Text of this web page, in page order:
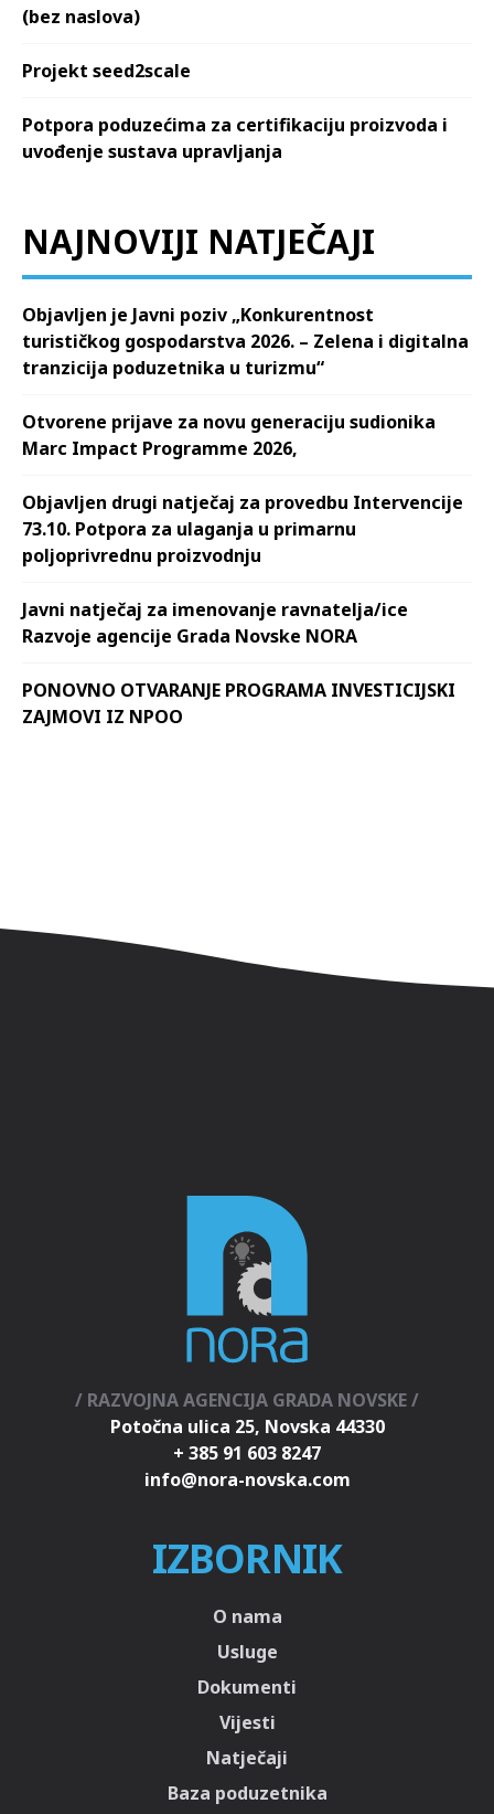
(bez naslova)
Projekt seed2scale
Potpora poduzećima za certifikaciju proizvoda i
uvođenje sustava upravljanja
NAJNOVIJI NATJEČAJI
Objavljen je Javni poziv „Konkurentnost
turističkog gospodarstva 2026. – Zelena i digitalna
tranzicija poduzetnika u turizmu“
Otvorene prijave za novu generaciju sudionika
Marc Impact Programme 2026,
Objavljen drugi natječaj za provedbu Intervencije
73.10. Potpora za ulaganja u primarnu
poljoprivrednu proizvodnju
Javni natječaj za imenovanje ravnatelja/ice
Razvoje agencije Grada Novske NORA
PONOVNO OTVARANJE PROGRAMA INVESTICIJSKI
ZAJMOVI IZ NPOO
/ RAZVOJNA AGENCIJA GRADA NOVSKE /
Potočna ulica 25, Novska 44330
+ 385 91 603 8247
IZBORNIK
O nama
Usluge
Dokumenti
Vijesti
Natječaji
Baza poduzetnika